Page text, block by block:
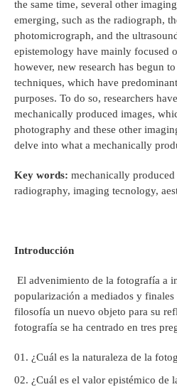
the same time, several other
emerging, such as the radiograph,
photomicrograph, and the
epistemology have mainly focused
however, new research has begun
techniques, which have
purposes. To do so, researchers
mechanically produced images,
photography and these other
delve into what a mechanically
Key words: mechanically
radiography, imaging tecnology,
Introducción
El advenimiento de la fotografía a
popularización a mediados y
filosofía un nuevo objeto para su
fotografía se ha centrado en tres
¿Cuál es la naturaleza de la
¿Cuál es el valor epistémico de